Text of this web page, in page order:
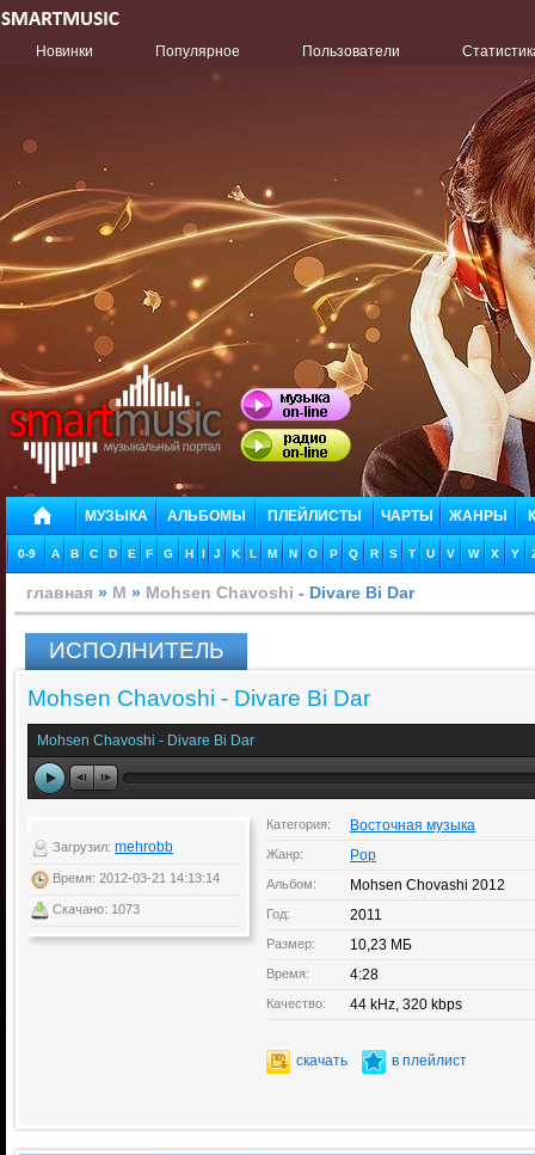
Новинки Популярное Пользователи
МУЗЫКА АЛЬБОМЫ ПЛЕЙЛИСТЫ ЧАРТЫ ЖАНРЫ
0-9 A B C D E F G H I J K L M N O P Q R S T U V W X Y
главная » M » Mohsen Chavoshi - Divare Bi Dar
ИСПОЛНИТЕЛЬ
Mohsen Chavoshi - Divare Bi Dar
Mohsen Chavoshi - Divare Bi Dar
Загрузил: mehrobb
Время: 2012-03-21 14:13:14
Скачано: 1073
Категория: Восточная музыка
Жанр: Pop
Альбом: Mohsen Chovashi 2012
Год: 2011
Размер: 10,23 МБ
Время: 4:28
Качество: 44 kHz, 320 kbps
скачать в плейлист